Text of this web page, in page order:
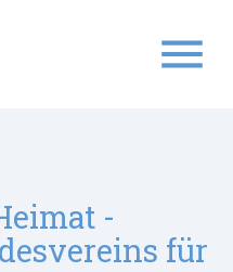
menu
-
für